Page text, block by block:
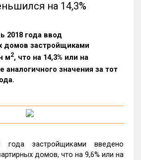
на 14,3%
2018 года ввод
домов застройщиками
м2, что на 14,3% или на
аналогичного значения за тот
застройщиками введено
домов, что на 9,6% или на